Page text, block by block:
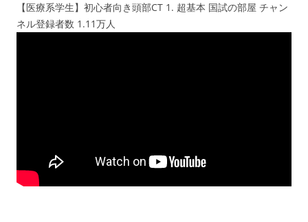
【医療系学生】初心者向き頭部CT 1. 超基本 国試の部屋 チャン
ネル登録者数 1.11万人